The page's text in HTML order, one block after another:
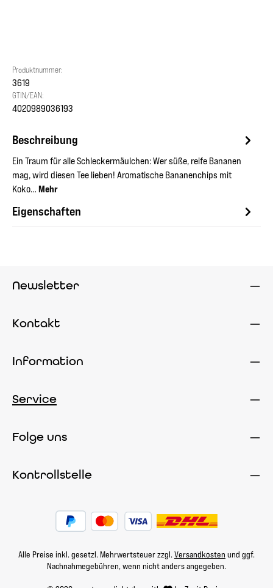
Produktnummer:
3619
GTIN/EAN:
4020989036193
Beschreibung
Ein Traum für alle Schleckermäulchen: Wer süße, reife Bananen
mag, wird diesen Tee lieben! Aromatische Bananenchips mit
Koko… Mehr
Eigenschaften
Newsletter
Kontakt
Information
Service
Folge uns
Kontrollstelle
Alle Preise inkl. gesetzl. Mehrwertsteuer zzgl. Versandkosten und ggf.
Nachnahmegebühren, wenn nicht anders angegeben.